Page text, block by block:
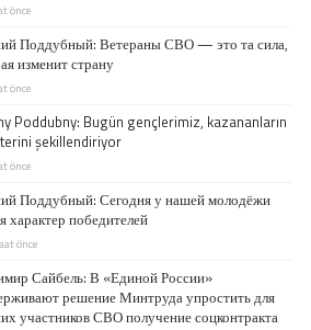
önce
Поддубный: Ветераны СВО — это та сила,
изменит страну
önce
Poddubny: Bugün gençlerimiz, kazananların
şekillendiriyor
önce
Поддубный: Сегодня у нашей молодёжи
характер победителей
önce
Сайбель: В «Единой России»
решение Минтруда упростить для
участников СВО получение соцконтракта